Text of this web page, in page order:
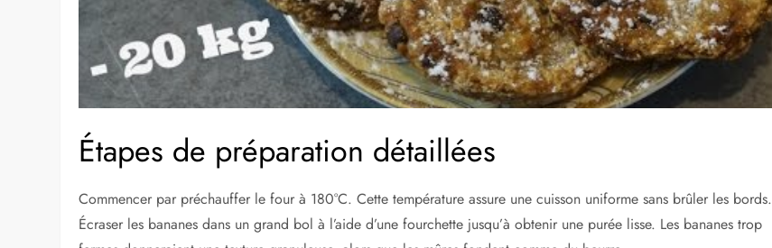
Étapes de préparation détaillées
Commencer par préchauffer le four à 180°C. Cette température assure une cuisson uniforme sans brûler les bords.
Écraser les bananes dans un grand bol à l’aide d’une fourchette jusqu’à obtenir une purée lisse. Les bananes trop